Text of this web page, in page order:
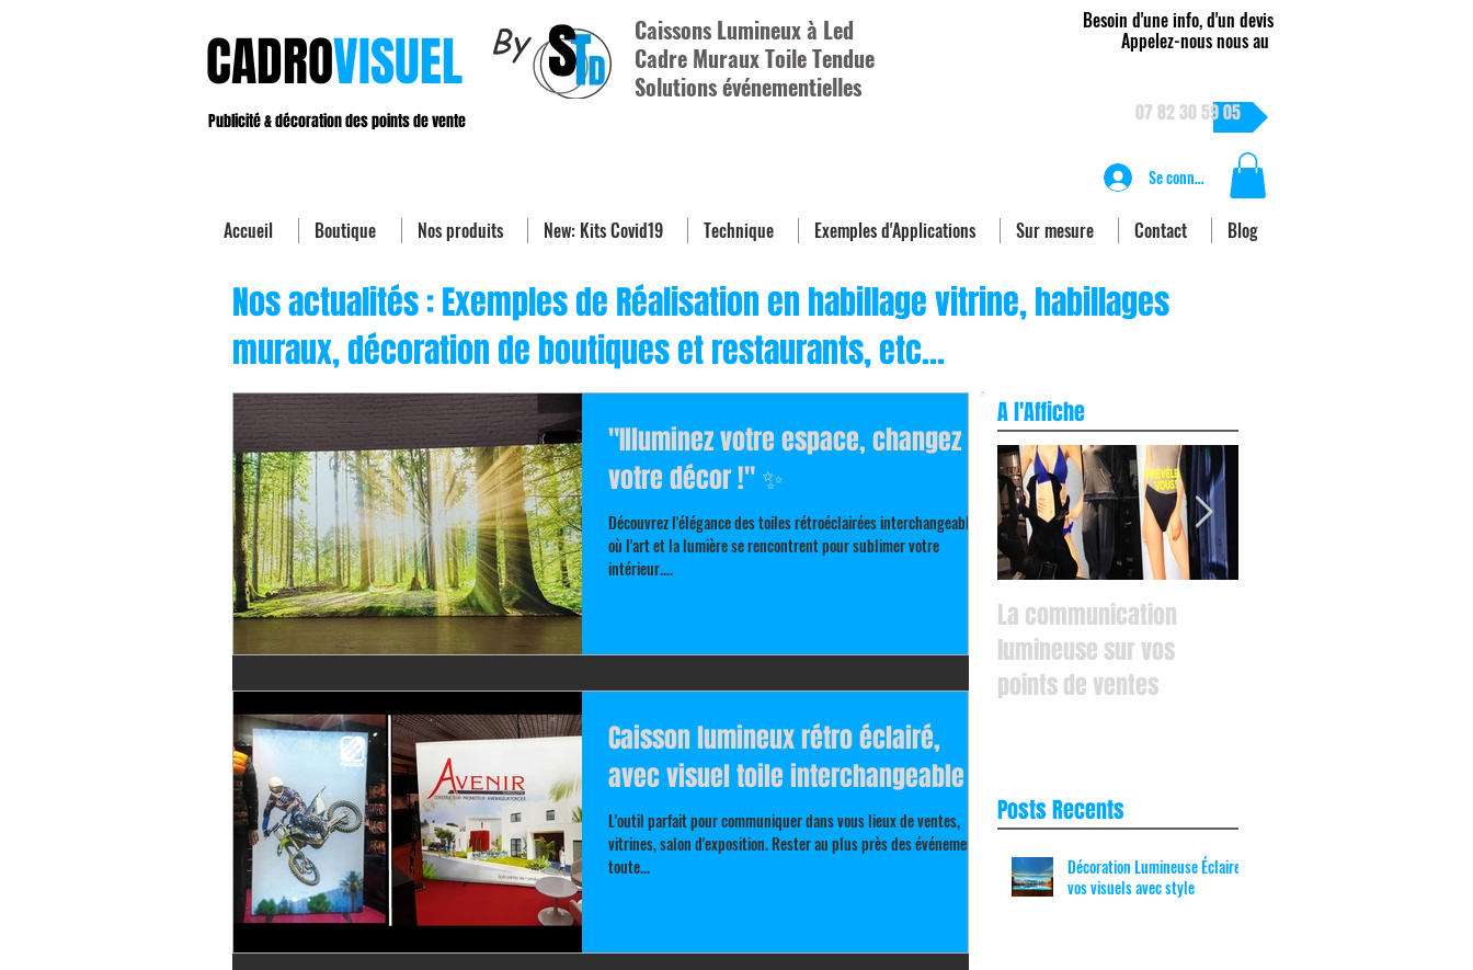
CADROVISUEL By
Caissons Lumineux à Led
Cadre Muraux Toile Tendue
Solutions événementielles
Publicité & décoration des points de vente
Besoin d'une info, d'un devis
Appelez-nous nous au
07 82 30 59 05
Se connecter
Accueil Boutique Nos produits New: Kits Covid19 Technique Exemples d'Applications Sur mesure Contact Blog
Nos actualités : Exemples de Réalisation en habillage vitrine, habillages
muraux, décoration de boutiques et restaurants, etc...
"Illuminez votre espace, changez
votre décor !" ✨
Découvrez l'élégance des toiles rétroéclairées interchangeables,
où l'art et la lumière se rencontrent pour sublimer votre
intérieur....
Caisson lumineux rétro éclairé,
avec visuel toile interchangeable .
L'outil parfait pour communiquer dans vous lieux de ventes,
vitrines, salon d'exposition. Rester au plus près des événements
toute...
Décoration Lumineuse Éclairez
vos visuels avec style
Posts Recents
A l'Affiche
La communication
lumineuse sur vos
points de ventes